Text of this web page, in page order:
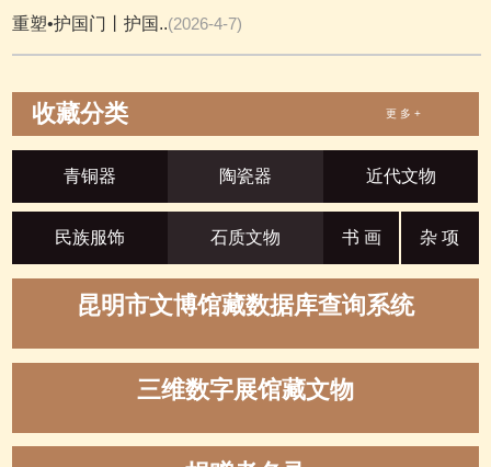
重塑•护国门丨护国..(2026-4-7)
收藏分类 更 多 +
青铜器 陶瓷器 近代文物
民族服饰 石质文物 书 画 杂 项
昆明市文博馆藏数据库查询系统
三维数字展馆藏文物